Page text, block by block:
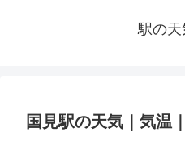
駅の
国見駅の天気｜気温